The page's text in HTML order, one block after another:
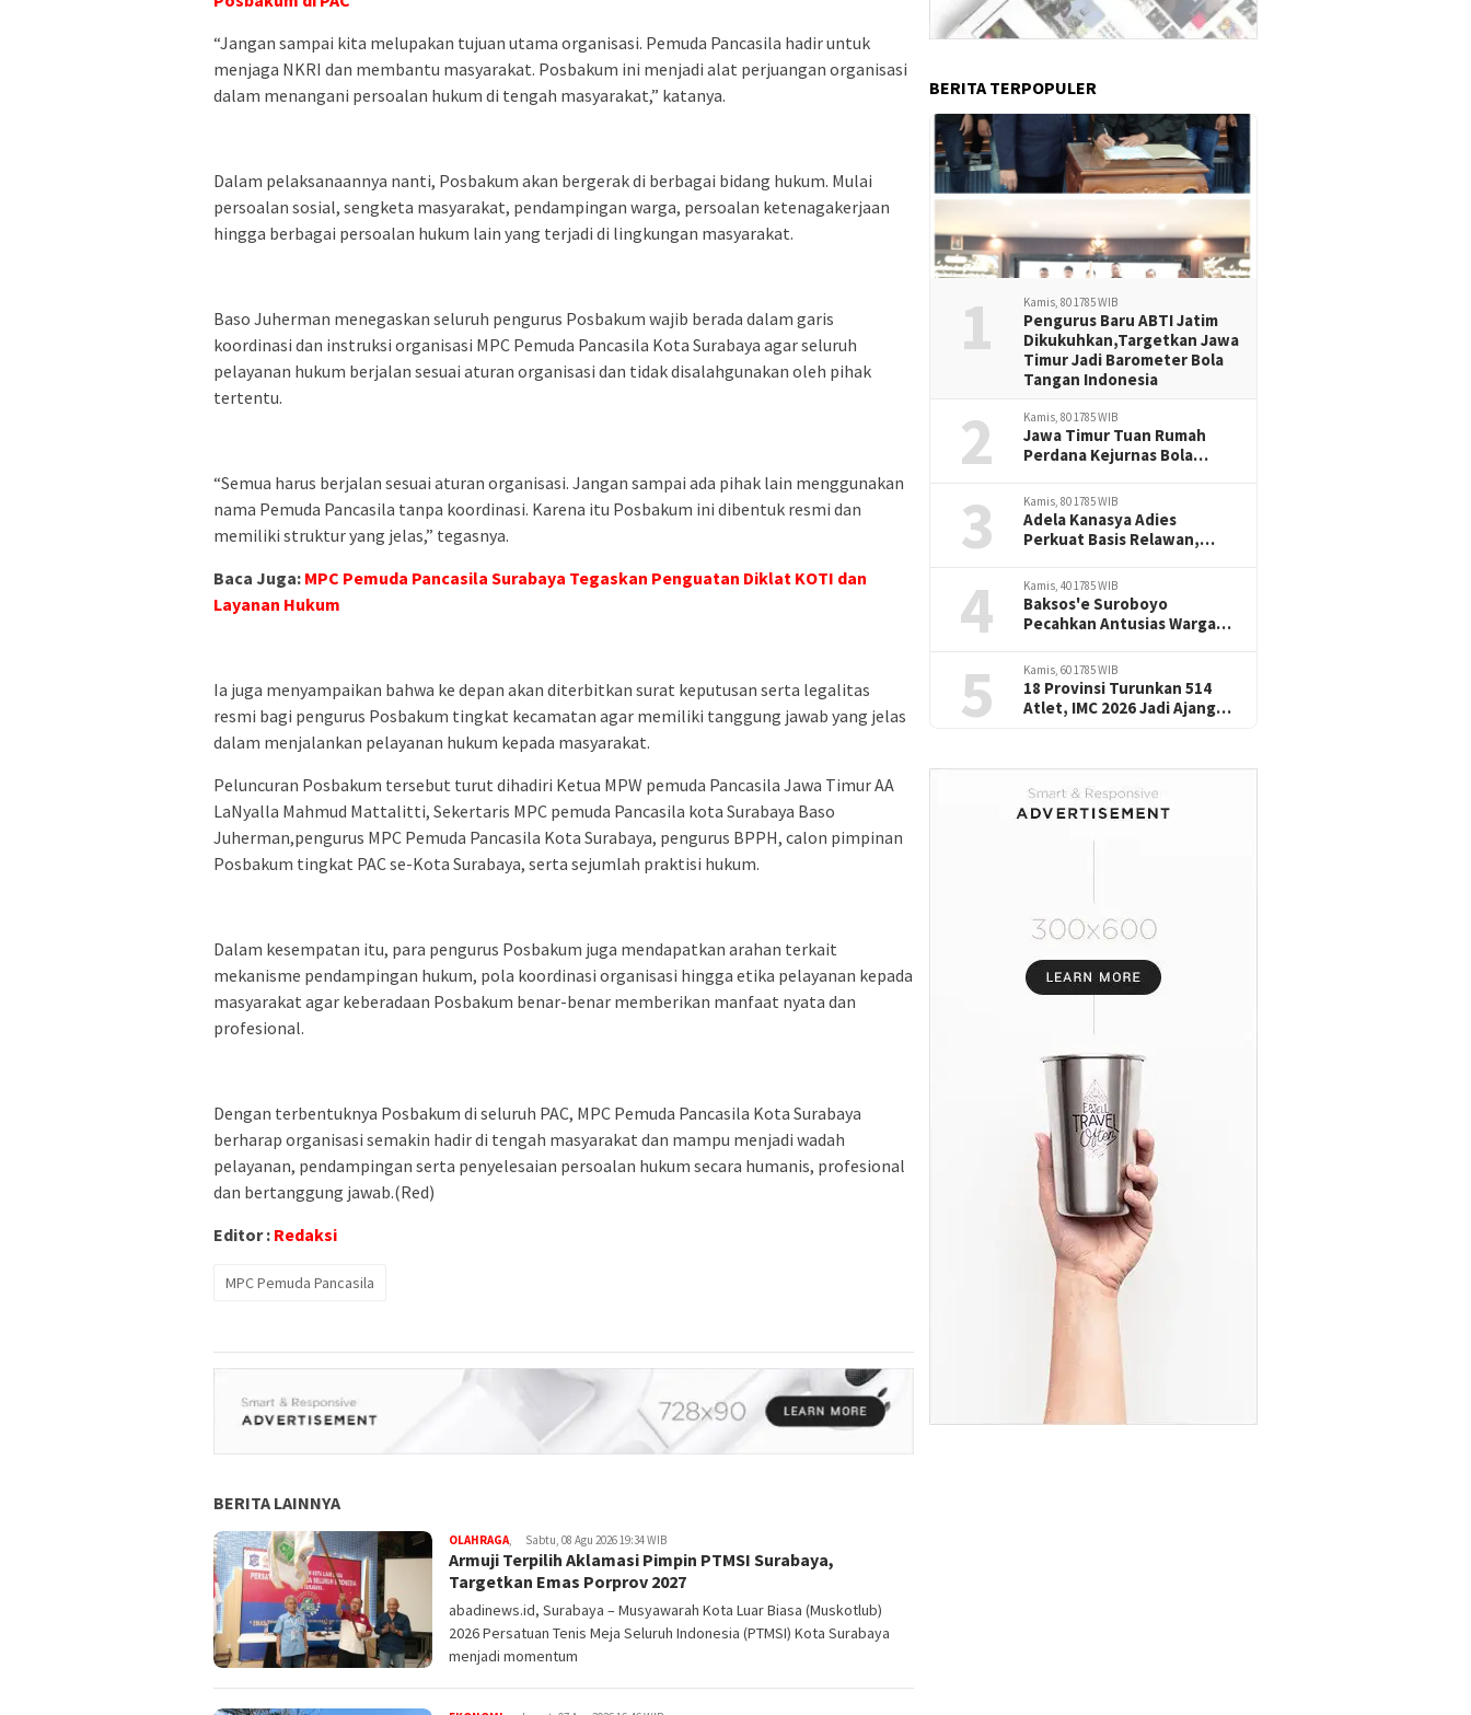
“Jangan sampai kita melupakan tujuan utama organisasi. Pemuda Pancasila hadir untuk
menjaga NKRI dan membantu masyarakat. Posbakum ini menjadi alat perjuangan organisasi
dalam menangani persoalan hukum di tengah masyarakat,” katanya.
Dalam pelaksanaannya nanti, Posbakum akan bergerak di berbagai bidang hukum. Mulai
persoalan sosial, sengketa masyarakat, pendampingan warga, persoalan ketenagakerjaan
hingga berbagai persoalan hukum lain yang terjadi di lingkungan masyarakat.
Baso Juherman menegaskan seluruh pengurus Posbakum wajib berada dalam garis
koordinasi dan instruksi organisasi MPC Pemuda Pancasila Kota Surabaya agar seluruh
pelayanan hukum berjalan sesuai aturan organisasi dan tidak disalahgunakan oleh pihak
tertentu.
“Semua harus berjalan sesuai aturan organisasi. Jangan sampai ada pihak lain menggunakan
nama Pemuda Pancasila tanpa koordinasi. Karena itu Posbakum ini dibentuk resmi dan
memiliki struktur yang jelas,” tegasnya.
Baca Juga: MPC Pemuda Pancasila Surabaya Tegaskan Penguatan Diklat KOTI dan
Layanan Hukum
Ia juga menyampaikan bahwa ke depan akan diterbitkan surat keputusan serta legalitas
resmi bagi pengurus Posbakum tingkat kecamatan agar memiliki tanggung jawab yang jelas
dalam menjalankan pelayanan hukum kepada masyarakat.
Peluncuran Posbakum tersebut turut dihadiri Ketua MPW pemuda Pancasila Jawa Timur AA
LaNyalla Mahmud Mattalitti, Sekertaris MPC pemuda Pancasila kota Surabaya Baso
Juherman,pengurus MPC Pemuda Pancasila Kota Surabaya, pengurus BPPH, calon pimpinan
Posbakum tingkat PAC se-Kota Surabaya, serta sejumlah praktisi hukum.
Dalam kesempatan itu, para pengurus Posbakum juga mendapatkan arahan terkait
mekanisme pendampingan hukum, pola koordinasi organisasi hingga etika pelayanan kepada
masyarakat agar keberadaan Posbakum benar-benar memberikan manfaat nyata dan
profesional.
Dengan terbentuknya Posbakum di seluruh PAC, MPC Pemuda Pancasila Kota Surabaya
berharap organisasi semakin hadir di tengah masyarakat dan mampu menjadi wadah
pelayanan, pendampingan serta penyelesaian persoalan hukum secara humanis, profesional
dan bertanggung jawab.(Red)
Editor : Redaksi
MPC Pemuda Pancasila
BERITA LAINNYA
OLAHRAGA, Sabtu, 08 Agu 2026 19:34 WIB
Armuji Terpilih Aklamasi Pimpin PTMSI Surabaya,
Targetkan Emas Porprov 2027
abadinews.id, Surabaya – Musyawarah Kota Luar Biasa (Muskotlub)
2026 Persatuan Tenis Meja Seluruh Indonesia (PTMSI) Kota Surabaya
menjadi momentum
BERITA TERPOPULER
1 Kamis, 80 1785 WIB
Pengurus Baru ABTI Jatim
Dikukuhkan,Targetkan Jawa
Timur Jadi Barometer Bola
Tangan Indonesia
2 Kamis, 80 1785 WIB
Jawa Timur Tuan Rumah
Perdana Kejurnas Bola
Prestasi Handball Indonesia
3 Kamis, 80 1785 WIB
Adela Kanasya Adies
Perkuat Basis Relawan,
Surabaya-Sidoarjo
4 Kamis, 40 1785 WIB
Baksos'e Suroboyo
Pecahkan Antusias Warga
Terong Magnet Perayaan
HUT RI -81
5 Kamis, 60 1785 WIB
18 Provinsi Turunkan 514
Atlet, IMC 2026 Jadi Ajang